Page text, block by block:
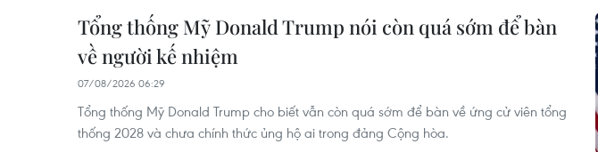
Tổng thống Mỹ Donald Trump nói còn quá sớm để bàn
về người kế nhiệm
07/08/2026 06:29
Tổng thống Mỹ Donald Trump cho biết vẫn còn quá sớm để bàn về ứng cử viên tổng
thống 2028 và chưa chính thức ủng hộ ai trong đảng Cộng hòa.